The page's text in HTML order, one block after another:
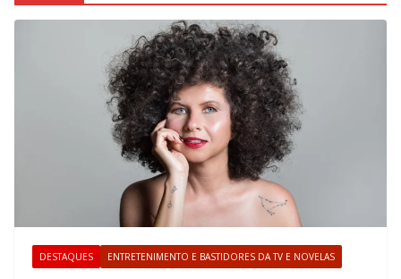
DESTAQUES ENTRETENIMENTO E BASTIDORES DA TV E NOVELAS